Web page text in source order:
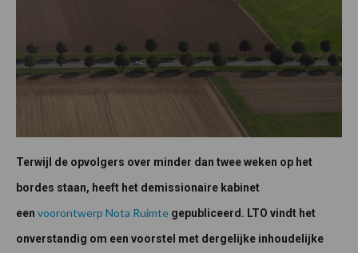
Terwijl de opvolgers over minder dan twee weken op het
bordes staan, heeft het demissionaire kabinet
een voorontwerp Nota Ruimte gepubliceerd. LTO vindt het
onverstandig om een voorstel met dergelijke inhoudelijke